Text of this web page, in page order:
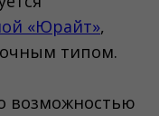
«Юрайт»,
типом.
возможностью